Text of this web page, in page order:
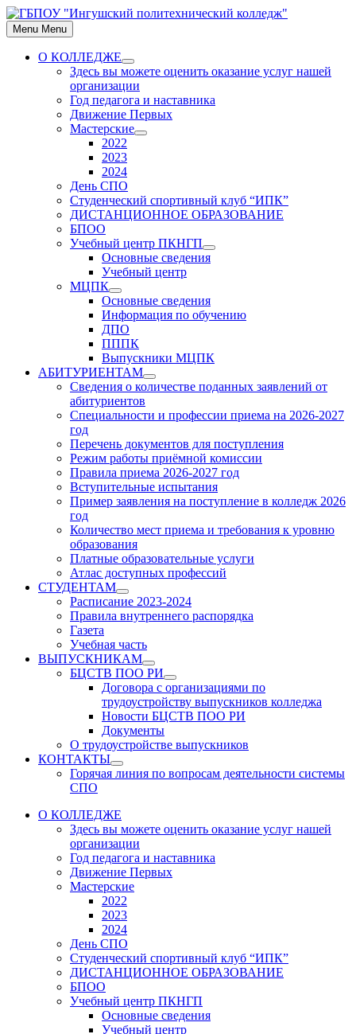
Skip
to
content
Menu Menu
О КОЛЛЕДЖЕ
Show
sub
menu
Здесь вы можете оценить оказание услуг нашей
организации
Год педагога и наставника
Движение Первых
Мастерские
Show
2022
2023
2024
День СПО
Студенческий спортивный клуб “ИПК”
ДИСТАНЦИОННОЕ ОБРАЗОВАНИЕ
БПОО
Учебный центр ПКНГП
Show
sub
Основные сведения
Учебный центр
МЦПК
Show
sub
menu
Основные сведения
Информация по обучению
ДПО
ПППК
Выпускники МЦПК
АБИТУРИЕНТАМ
Show
sub
Сведения о количестве поданных заявлений от
абитуриентов
Специальности и профессии приема на 2026-2027
год
Перечень документов для поступления
Режим работы приёмной комиссии
Правила приема 2026-2027 год
Вступительные испытания
Пример заявления на поступление в колледж 2026
год
Количество мест приема и требования к уровню
образования
Платные образовательные услуги
Атлас доступных профессий
СТУДЕНТАМ
Show
sub
menu
Расписание 2023-2024
Правила внутреннего распорядка
Газета
Учебная часть
ВЫПУСКНИКАМ
Show
sub
menu
БЦСТВ ПОО РИ
Show
sub
menu
Договора с организациями по
трудоустройству выпускников колледжа
Новости БЦСТВ ПОО РИ
Документы
О трудоустройстве выпускников
КОНТАКТЫ
Show
sub
Горячая линия по вопросам деятельности системы
СПО
О КОЛЛЕДЖЕ
Здесь вы можете оценить оказание услуг нашей
организации
Год педагога и наставника
Движение Первых
Мастерские
2022
2023
2024
День СПО
Студенческий спортивный клуб “ИПК”
ДИСТАНЦИОННОЕ ОБРАЗОВАНИЕ
БПОО
Учебный центр ПКНГП
Основные сведения
Учебный центр